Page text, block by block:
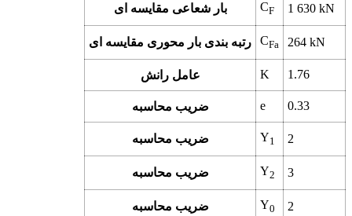
بار شعاعی مقایسه ای CF 1 630 kN
رتبه بندی بار محوری مقایسه ای CFa 264 kN
عامل رانش K 1.76
ضریب محاسبه e 0.33
ضریب محاسبه Y1 2
ضریب محاسبه Y2 3
ضریب محاسبه Y0 2